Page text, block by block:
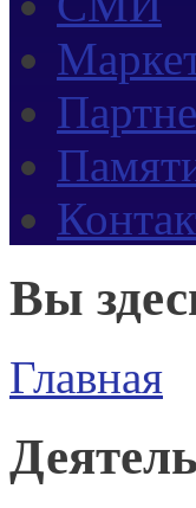
Вы
Главная